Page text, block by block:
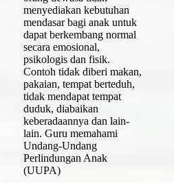
menyediakan kebutuhan
mendasar bagi anak untuk
dapat berkembang normal
secara emosional,
psikologis dan fisik.
Contoh tidak diberi makan,
pakaian, tempat berteduh,
tidak mendapat tempat
duduk, diabaikan
keberadaannya dan lain-
lain. Guru memahami
Undang-Undang
Perlindungan Anak
(UUPA)